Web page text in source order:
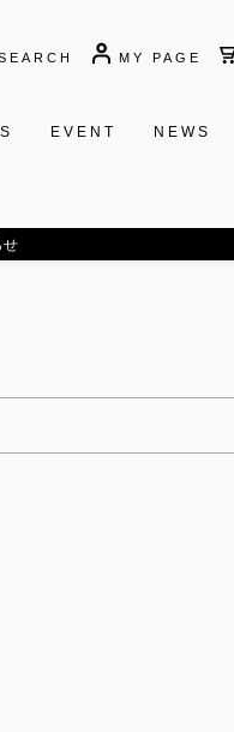
MY PAGE
EVENT NEWS
せ